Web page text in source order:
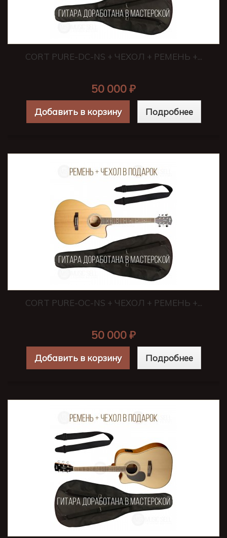
CORT PURE-DC-NS + ЧЕХОЛ + РЕМЕНЬ +...
50 000 ₽
Добавить в корзину Подробнее
CORT PURE-OC-NS + ЧЕХОЛ + РЕМЕНЬ +...
50 000 ₽
Добавить в корзину Подробнее